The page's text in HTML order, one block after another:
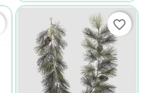
favorite_border